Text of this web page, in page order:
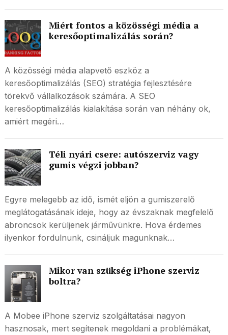
Miért fontos a közösségi média a
keresőoptimalizálás során?
A közösségi média alapvető eszköz a
keresőoptimalizálás (SEO) stratégia fejlesztésére
törekvő vállalkozások számára. A SEO
keresőoptimalizálás kialakítása során van néhány ok,
amiért megéri…
Téli nyári csere: autószerviz vagy
gumis végzi jobban?
Egyre melegebb az idő, ismét eljön a gumiszerelő
meglátogatásának ideje, hogy az évszaknak megfelelő
abroncsok kerüljenek járművünkre. Hova érdemes
ilyenkor fordulnunk, csináljuk magunknak…
Mikor van szükség iPhone szerviz
boltra?
A Mobee iPhone szerviz szolgáltatásai nagyon
hasznosak, mert segítenek megoldani a problémákat,